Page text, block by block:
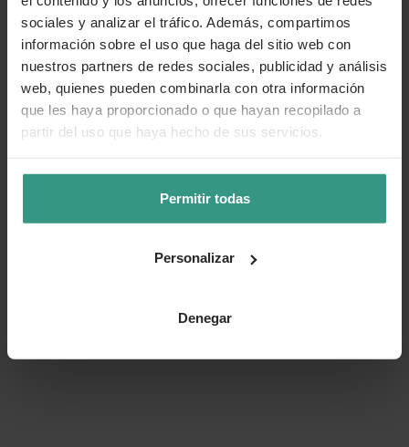
sociales y analizar el tráfico. Además, compartimos
información sobre el uso que haga del sitio web con
nuestros partners de redes sociales, publicidad y análisis
web, quienes pueden combinarla con otra información
que les haya proporcionado o que hayan recopilado a
partir del uso que haya hecho de sus servicios.
Permitir todas
Personalizar
Denegar